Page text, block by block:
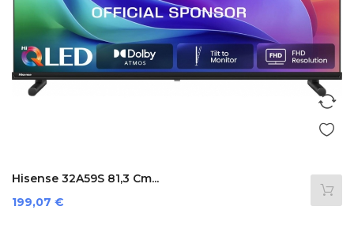
Hisense 32A59S 81,3 Cm...
Prezzo
199,07 €